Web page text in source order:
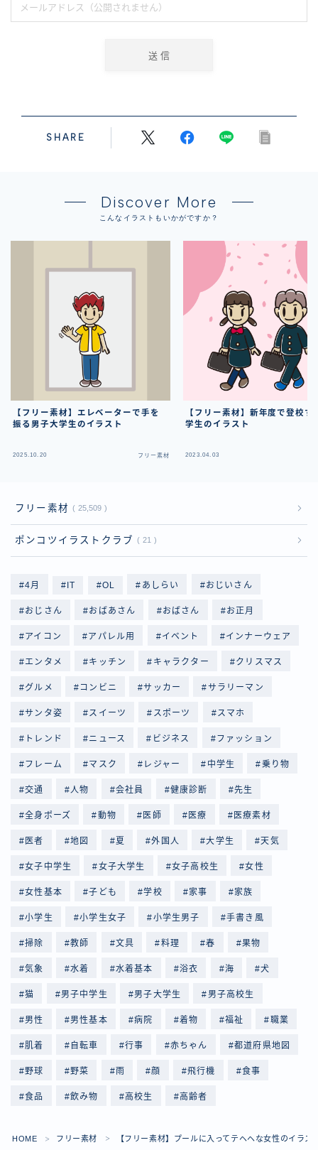
Follow Me
SHARE
Discover More
こんなイラストもいかがですか？
【フリー素材】エレベーターで手を
振る男子大学生のイラスト
2025.10.20 フリー素材
【フリー素材】新年度で登校す
学生のイラスト
2023.04.03
フリー素材 25,509
ポンコツイラストクラブ 21
4月 IT OL あしらい おじいさん
おじさん おばあさん おばさん お正月
アイコン アパレル用 イベント インナーウェア
エンタメ キッチン キャラクター クリスマス
グルメ コンビニ サッカー サラリーマン
サンタ姿 スイーツ スポーツ スマホ
トレンド ニュース ビジネス ファッション
フレーム マスク レジャー 中学生 乗り物
交通 人物 会社員 健康診断 先生
全身ポーズ 動物 医師 医療 医療素材
医者 地図 夏 外国人 大学生 天気
女子中学生 女子大学生 女子高校生 女性
女性基本 子ども 学校 家事 家族
小学生 小学生女子 小学生男子 手書き風
掃除 教師 文具 料理 春 果物
気象 水着 水着基本 浴衣 海 犬
猫 男子中学生 男子大学生 男子高校生
男性 男性基本 病院 着物 福祉 職業
肌着 自転車 行事 赤ちゃん 都道府県地図
野球 野菜 雨 顔 飛行機 食事
食品 飲み物 高校生 高齢者
HOME ＞ フリー素材 ＞ 【フリー素材】プールに入ってテヘヘな女性のイラス